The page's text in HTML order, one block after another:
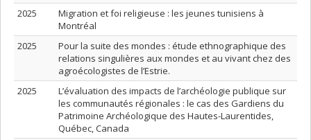
2025
Migration et foi religieuse : les jeunes tunisiens à
Montréal
2025
Pour la suite des mondes : étude ethnographique des
relations singulières aux mondes et au vivant chez des
agroécologistes de l’Estrie.
2025
L’évaluation des impacts de l’archéologie publique sur
les communautés régionales : le cas des Gardiens du
Patrimoine Archéologique des Hautes-Laurentides,
Québec, Canada